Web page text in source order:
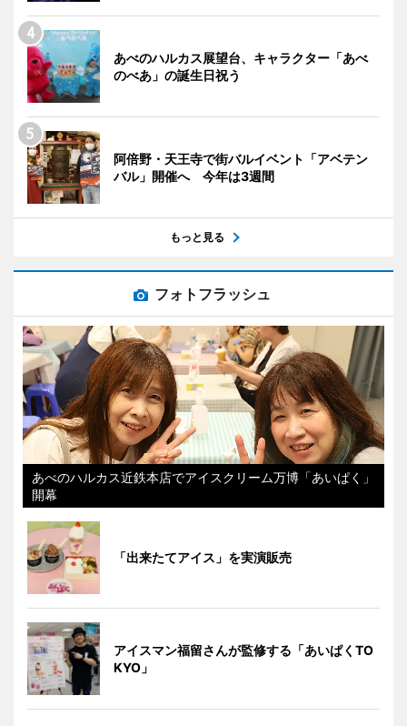
あべのハルカス展望台、キャラクター「あべ
のべあ」の誕生日祝う
阿倍野・天王寺で街バルイベント「アベテン
バル」開催へ 今年は3週間
もっと見る
フォトフラッシュ
あべのハルカス近鉄本店でアイスクリーム万博「あいぱく」
開幕
「出来たてアイス」を実演販売
アイスマン福留さんが監修する「あいぱくTO
KYO」